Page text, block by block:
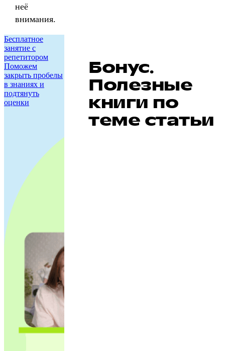
неё
внимания.
Бесплатное
занятие с
репетитором
Поможем
закрыть пробелы
в знаниях и
подтянуть
оценки
Бонус.
Полезные
книги по
теме статьи